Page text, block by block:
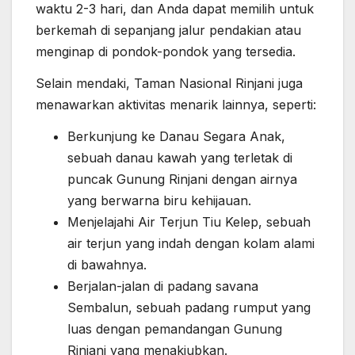
waktu 2-3 hari, dan Anda dapat memilih untuk
berkemah di sepanjang jalur pendakian atau
menginap di pondok-pondok yang tersedia.
Selain mendaki, Taman Nasional Rinjani juga
menawarkan aktivitas menarik lainnya, seperti:
Berkunjung ke Danau Segara Anak,
sebuah danau kawah yang terletak di
puncak Gunung Rinjani dengan airnya
yang berwarna biru kehijauan.
Menjelajahi Air Terjun Tiu Kelep, sebuah
air terjun yang indah dengan kolam alami
di bawahnya.
Berjalan-jalan di padang savana
Sembalun, sebuah padang rumput yang
luas dengan pemandangan Gunung
Rinjani yang menakjubkan.